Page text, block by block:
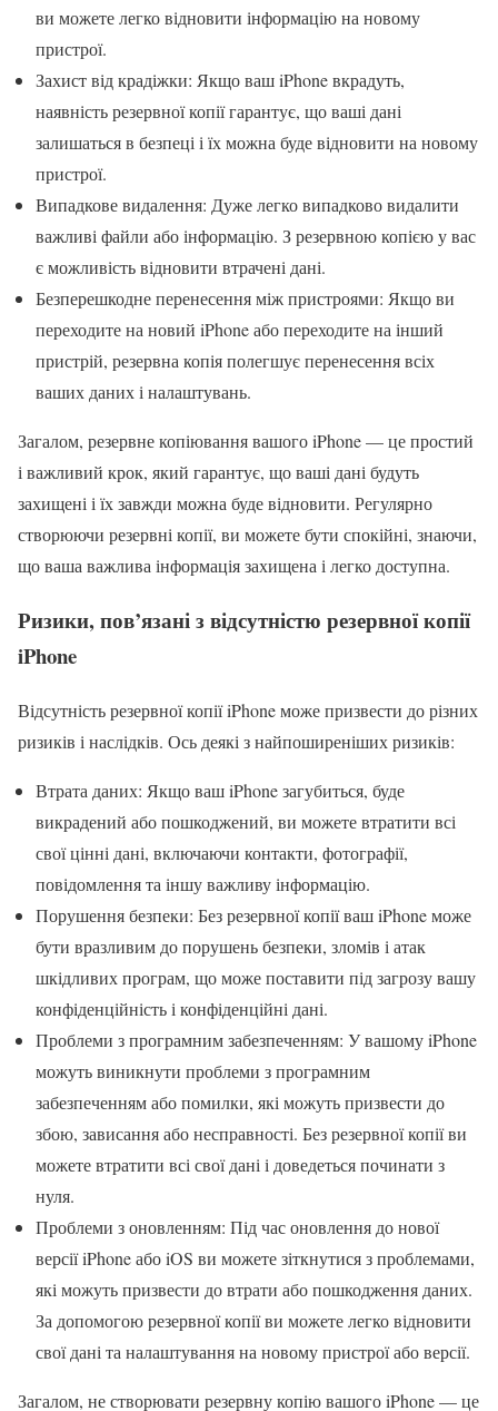
ви можете легко відновити інформацію на новому
пристрої.
Захист від крадіжки: Якщо ваш iPhone вкрадуть,
наявність резервної копії гарантує, що ваші дані
залишаться в безпеці і їх можна буде відновити на новому
пристрої.
Випадкове видалення: Дуже легко випадково видалити
важливі файли або інформацію. З резервною копією у вас
є можливість відновити втрачені дані.
Безперешкодне перенесення між пристроями: Якщо ви
переходите на новий iPhone або переходите на інший
пристрій, резервна копія полегшує перенесення всіх
ваших даних і налаштувань.
Загалом, резервне копіювання вашого iPhone — це простий
і важливий крок, який гарантує, що ваші дані будуть
захищені і їх завжди можна буде відновити. Регулярно
створюючи резервні копії, ви можете бути спокійні, знаючи,
що ваша важлива інформація захищена і легко доступна.
Ризики, пов’язані з відсутністю резервної копії
iPhone
Відсутність резервної копії iPhone може призвести до різних
ризиків і наслідків. Ось деякі з найпоширеніших ризиків:
Втрата даних: Якщо ваш iPhone загубиться, буде
викрадений або пошкоджений, ви можете втратити всі
свої цінні дані, включаючи контакти, фотографії,
повідомлення та іншу важливу інформацію.
Порушення безпеки: Без резервної копії ваш iPhone може
бути вразливим до порушень безпеки, зломів і атак
шкідливих програм, що може поставити під загрозу вашу
конфіденційність і конфіденційні дані.
Проблеми з програмним забезпеченням: У вашому iPhone
можуть виникнути проблеми з програмним
забезпеченням або помилки, які можуть призвести до
збою, зависання або несправності. Без резервної копії ви
можете втратити всі свої дані і доведеться починати з
нуля.
Проблеми з оновленням: Під час оновлення до нової
версії iPhone або iOS ви можете зіткнутися з проблемами,
які можуть призвести до втрати або пошкодження даних.
За допомогою резервної копії ви можете легко відновити
свої дані та налаштування на новому пристрої або версії.
Загалом, не створювати резервну копію вашого iPhone — це